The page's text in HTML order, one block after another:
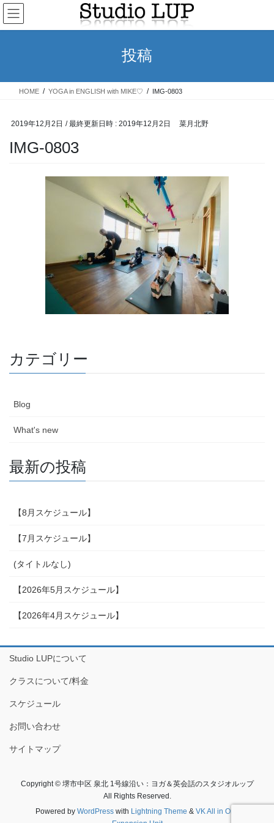
コ
ン
テ
ス
ナ
ビ
ゲ
ン
投稿
HOME YOGA in ENGLISH with MIKE♡ IMG-0803
2019年12月2日 / 最終更新日時 : 2019年12月2日 菜月北野
IMG-0803
カテゴリー
Blog
What's new
最新の投稿
【8月スケジュール】
【7月スケジュール】
(タイトルなし)
【2026年5月スケジュール】
【2026年4月スケジュール】
Studio LUPについて
クラスについて/料金
スケジュール
お問い合わせ
サイトマップ
Copyright © 堺市中区 泉北 1号線沿い：ヨガ＆英会話のスタジオルップ
All Rights Reserved.
Powered by WordPresswith Lightning Theme & VK All in One